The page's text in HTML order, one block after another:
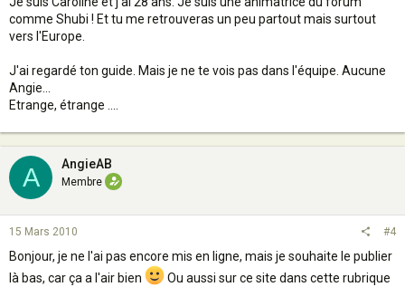
comme Shubi ! Et tu me retrouveras un peu partout mais surtout
vers l'Europe.
J'ai regardé ton guide. Mais je ne te vois pas dans l'équipe. Aucune
Angie...
Etrange, étrange ....
A AngieAB
Membre
15 Mars 2010 #4
Bonjour, je ne l'ai pas encore mis en ligne, mais je souhaite le publier
là bas, car ça a l'air bien
Ou aussi sur ce site dans cette rubrique